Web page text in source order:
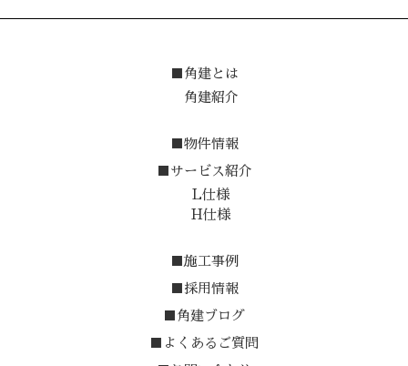
■角建とは
角建紹介
■物件情報
■サービス紹介
L仕様
H仕様
■施工事例
■採用情報
■角建ブログ
■よくあるご質問